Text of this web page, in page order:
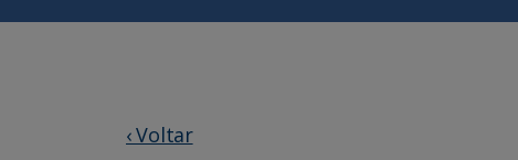
‹ Voltar